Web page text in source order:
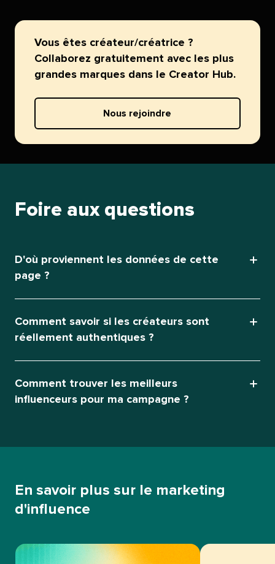
Vous êtes créateur/créatrice ?
Collaborez gratuitement avec les plus
grandes marques dans le Creator Hub.​​
Nous rejoindre​​
Foire aux questions​​
D'où proviennent les données de cette
page ?​​
Comment savoir si les créateurs sont
réellement authentiques ?​​
Comment trouver les meilleurs
influenceurs pour ma campagne ?​​
En savoir plus sur le marketing
d'influence​​